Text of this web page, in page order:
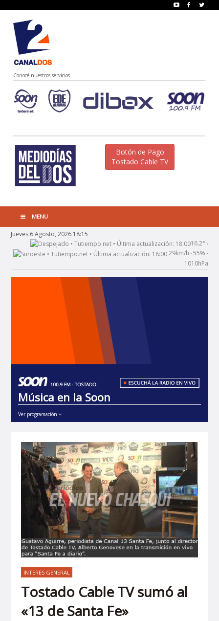
Conocé nuestros servicios
Botón de Pago
Tostado Cable TV
MENU
Jueves 6 Agosto, 2026 18:15
16.2° •
29km/h • 55% •
1010hPa
Música en la Soon
Ver programación
INTERES GENERAL
Tostado Cable TV sumó al
«13 de Santa Fe»